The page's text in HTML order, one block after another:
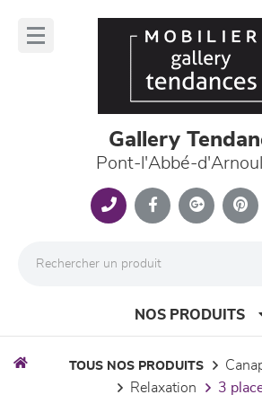
Gallery
Pont-l'Abbé-
NOS PRODUITS
TOUS NOS PRODUITS
relaxation
3